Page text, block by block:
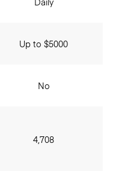
Up to $5000
No
4,708